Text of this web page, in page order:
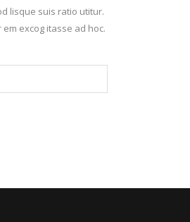
lisque suis ratio utitur.
excog itasse ad hoc.